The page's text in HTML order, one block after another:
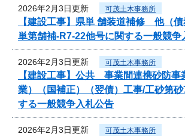
2026年2月3日更新 可茂土木事務所
【建設工事】県単 舗装道補修 他（
単第舗補-R7-22他号に関する一般競争
2026年2月3日更新 可茂土木事務所
【建設工事】公共 事業間連携砂防事
業）（国補正）（翌債）工事/工砂第
する一般競争入札公告
2026年2月3日更新 可茂土木事務所